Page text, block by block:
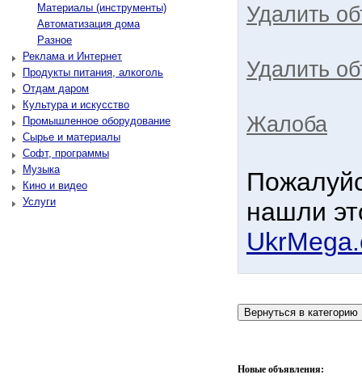
Материалы (инструменты)
Автоматизация дома
Разное
Реклама и Интернет
Продукты питания, алкоголь
Отдам даром
Культура и искусство
Промышленное оборудование
Сырье и материалы
Софт, программы
Музыка
Кино и видео
Услуги
Удалить
Удалить
Жалоба
нашли
Новые объявления: